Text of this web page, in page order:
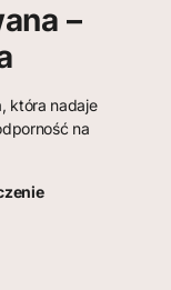
–
która nadaje
na